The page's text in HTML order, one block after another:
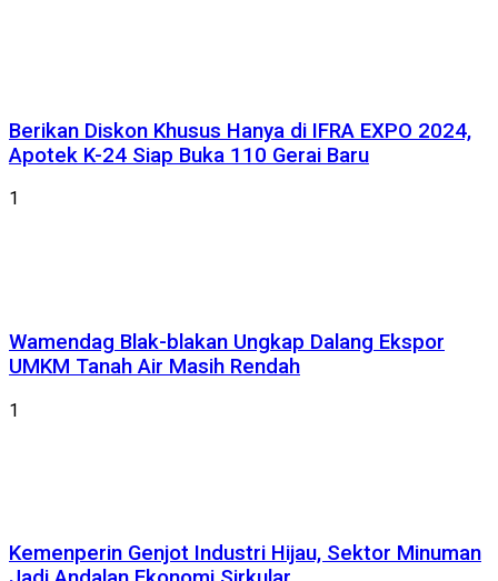
Berikan Diskon Khusus Hanya di IFRA EXPO 2024,
Apotek K-24 Siap Buka 110 Gerai Baru
1
Wamendag Blak-blakan Ungkap Dalang Ekspor
UMKM Tanah Air Masih Rendah
1
Kemenperin Genjot Industri Hijau, Sektor Minuman